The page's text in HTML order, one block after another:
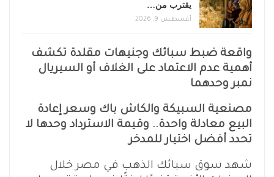
يقترب من…
أغسطس 9, 2026
واقعة ضبط سبائك وجنيهات مقلدة تكشف
أهمية عدم الاعتماد على الغلاف أو السيريال
نمبر وحدهما
مصنعية السبيكة والكاش باك وسعر إعادة
البيع معادلة واحدة.. وقيمة الاسترداد وحدها لا
تحدد أفضل اختيار للمدخر
شهد سوق سبائك الذهب في مصر خلال